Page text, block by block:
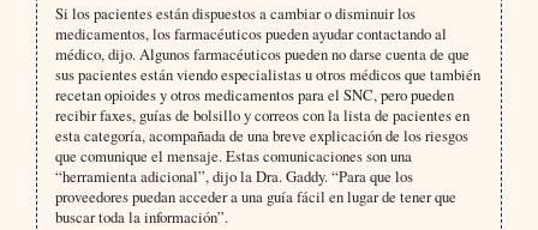
Si los pacientes están dispuestos a cambiar o disminuir los
medicamentos, los farmacéuticos pueden ayudar contactando al
médico, dijo. Algunos farmacéuticos pueden no darse cuenta de que
sus pacientes están viendo especialistas u otros médicos que también
recetan opioides y otros medicamentos para el SNC, pero pueden
recibir faxes, guías de bolsillo y correos con la lista de pacientes en
esta categoría, acompañada de una breve explicación de los riesgos
que comunique el mensaje. Estas comunicaciones son una
“herramienta adicional”, dijo la Dra. Gaddy. “Para que los
proveedores puedan acceder a una guía fácil en lugar de tener que
buscar toda la información”.